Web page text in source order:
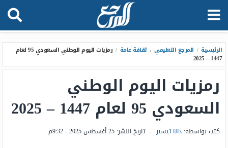
الرئيسية / المرجع التعليمي ، ثقافة عامة /
رمزيات اليوم الوطني السعودي 95 لعام
1447 – 2025
رمزيات اليوم الوطني
السعودي 95 لعام 1447 – 2025
كتب بواسطة: دانا تيسير – تاريخ النشر: 25 أغسطس 2025 - 9:32م